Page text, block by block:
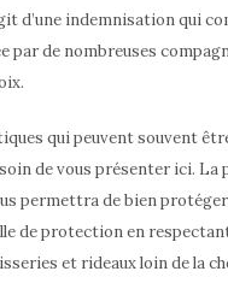
d’une indemnisation qui
par de nombreuses
qui peuvent souvent
de vous présenter ici.
permettra de bien
de protection en
et rideaux loin de la